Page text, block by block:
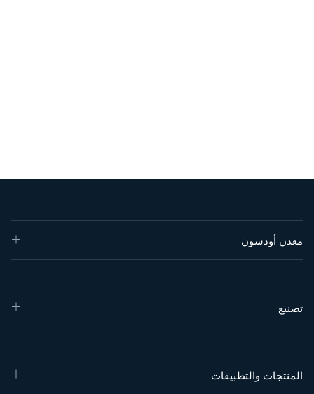
معدن أودسون
تصنيع
المنتجات والتطبيقات